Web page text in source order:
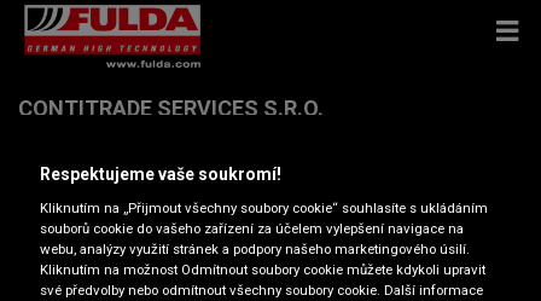
CONTITRADE SERVICES S.R.O.
Pražská 1038 , 280 02 KOLÍN
Získat pokyny pro cestu
Respektujeme vaše soukromí!
Kliknutím na „Přijmout všechny soubory cookie“ souhlasíte s ukládáním
souborů cookie do vašeho zařízení za účelem vylepšení navigace na
webu, analýzy využití stránek a podpory našeho marketingového úsilí.
Kliknutím na možnost Odmítnout soubory cookie můžete kdykoli upravit
své předvolby nebo odmítnout všechny soubory cookie. Další informace